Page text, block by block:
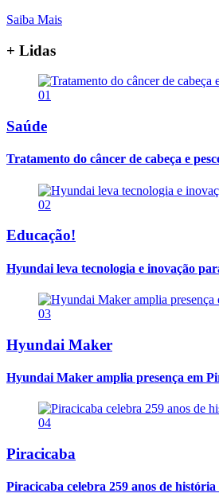
Saiba Mais
+ Lidas
01
Saúde
Tratamento do câncer de cabeça e
02
Educação!
Hyundai leva tecnologia e inovação
03
Hyundai Maker
Hyundai Maker amplia presença em
04
Piracicaba
Piracicaba celebra 259 anos de história